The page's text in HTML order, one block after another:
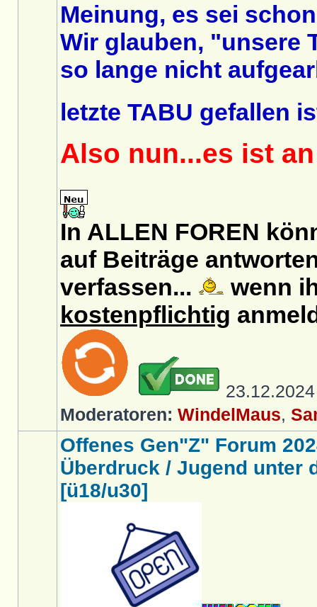
Meinung, es sei
Wir glauben, "unsere
so lange nicht
letzte TABU gefallen
Also nun...es ist
In ALLEN FOREN
auf Beiträge
verfassen...
wenn
kostenpflichtig
Moderatoren: WindelMaus,
Offenes Gen"Z" Forum
Überdruck / Jugend unter
[ü18/u30]